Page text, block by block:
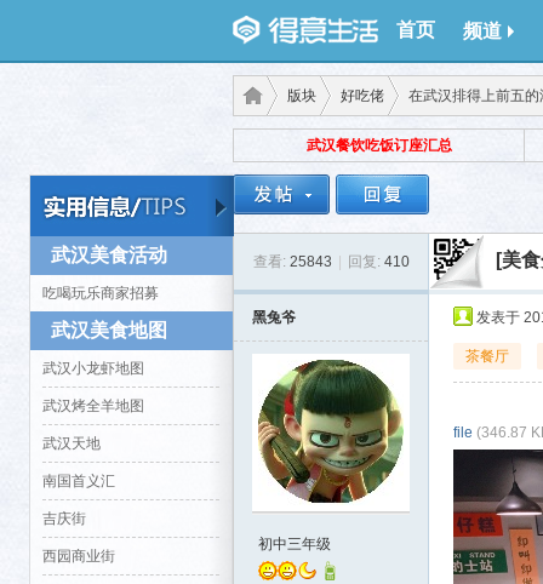
首页 频道
得意 ›
版块 好吃佬
›
在武汉排得上前五
武汉餐饮吃饭订座汇总
武汉美食活动
吃喝玩乐商家招募
武汉美食地图
武汉小龙虾地图
武汉烤全羊地图
武汉天地
南国首义汇
吉庆街
西园商业街
查看: 25843 回复: 410 [美
黑兔爷
初中三年级
发表于
茶餐厅
file (346.87